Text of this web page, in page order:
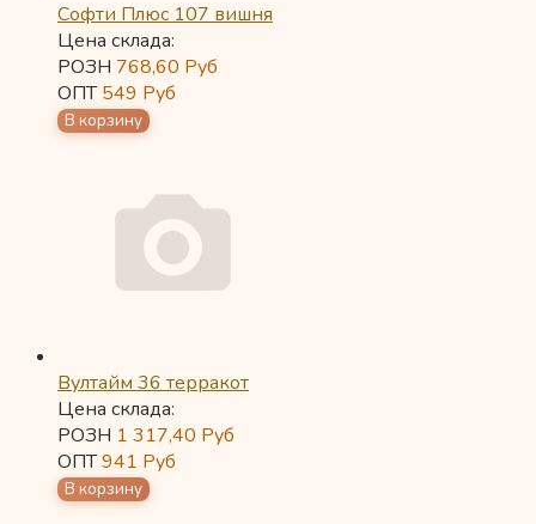
Софти Плюс 107 вишня
Цена склада:
РОЗН 768,60 Руб
ОПТ549 Руб
Вултайм 36 терракот
Цена склада:
РОЗН 1 317,40 Руб
ОПТ941 Руб